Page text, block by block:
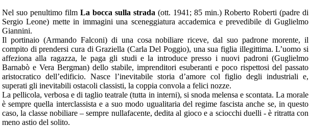
Nel suo penultimo film La bocca sulla strada (ott. 1941; 85 min.) Roberto Roberti (padre di
Sergio Leone) mette in immagini una sceneggiatura accademica e prevedibile di Guglielmo
Giannini.
Il portinaio (Armando Falconi) di una cosa nobiliare riceve, dal suo padrone morente, il
compito di prendersi cura di Graziella (Carla Del Poggio), una sua figlia illegittima. L’uomo si
affeziona alla ragazza, le paga gli studi e la introduce presso i nuovi padroni (Guglielmo
Barnabò e Vera Bergman) dello stabile, imprenditori esuberanti e poco rispettosi del passato
aristocratico dell’edificio. Nasce l’inevitabile storia d’amore col figlio degli industriali e,
superati gli inevitabili ostacoli classisti, la coppia convola a felici nozze.
La pellicola, verbosa e di taglio teatrale (tutta in interni), si snoda melensa e scontata. La morale
è sempre quella interclassista e a suo modo ugualitaria del regime fascista anche se, in questo
caso, la classe nobiliare – sempre nullafacente, dedita al gioco e a sciocchi duelli - è ritratta con
meno astio del solito.